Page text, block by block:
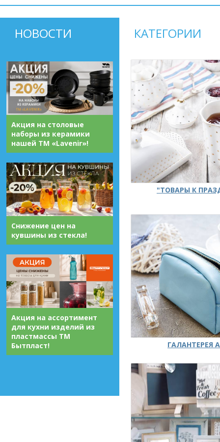
НОВОСТИ
Акция на столовые
наборы из керамики
нашей ТМ «Lavenir»!
Снижение цен на
кувшины из стекла!
Акция на ассортимент
для кухни изделий из
пластмассы ТМ
Бытпласт!
КАТЕГОРИИ
"ТОВАРЫ К
ГАЛАНТЕРЕЯ